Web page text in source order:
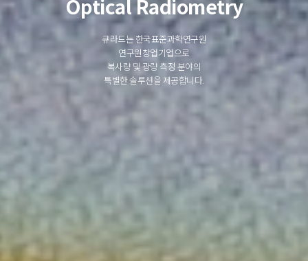
Optical Radiometry
큐라드는 한국표준과학연구원
연구원창업기업으로
복사량 및 광량 측정 분야의
특별한 솔루션을 제공합니다.